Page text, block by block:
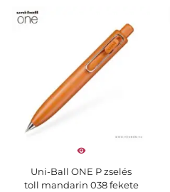
Uni-Ball ONE P zselés
toll mandarin 038 fekete